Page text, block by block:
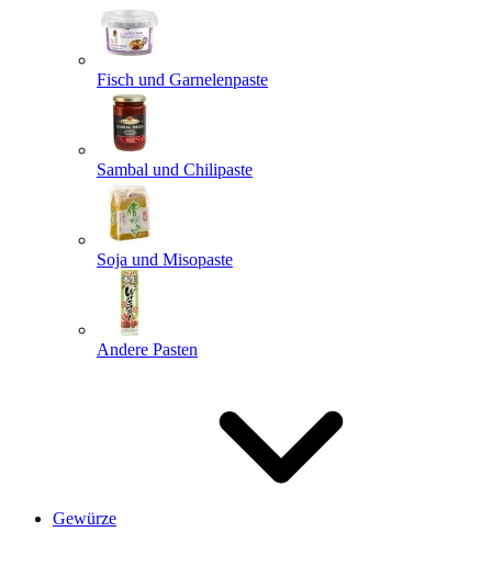
Fisch und Garnelenpaste
Sambal und Chilipaste
Soja und Misopaste
Andere Pasten
Gewürze